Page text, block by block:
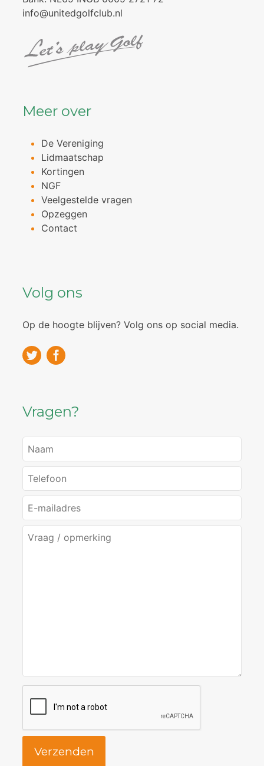
info@unitedgolfclub.nl
Meer over
De Vereniging
Lidmaatschap
Kortingen
NGF
Veelgestelde vragen
Opzeggen
Contact
Volg ons
Op de hoogte blijven? Volg ons op social media.
Vragen?
Verzenden